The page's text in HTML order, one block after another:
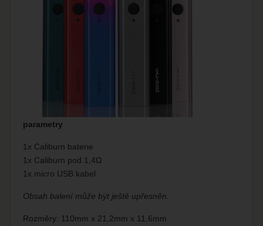
parametry
1x Caliburn baterie
1x Caliburn pod 1,4Ω
1x micro USB kabel
Obsah balení může být ještě upřesněn.
Rozměry: 110mm x 21,2mm x 11,6mm